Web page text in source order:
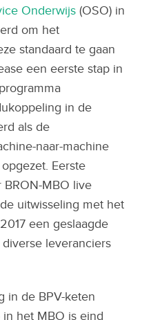
Onderwijs(OSO) in
om het
standaard te gaan
een eerste stap in
in de
als de
naar-machine
Eerste
MBO live
uitwisseling met het
een geslaagde
leveranciers
in de BPV-keten
het MBO is eind